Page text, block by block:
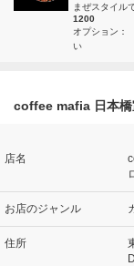
まぜスタイル
1200
オプション：
い
coffee mafia 日本橋
店名
お店のジャンル
住所